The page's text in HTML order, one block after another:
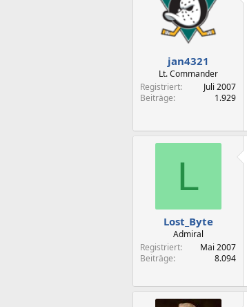
jan4321
Lt. Commander
Registriert
Juli 2007
Beiträge
1.929
L
Lost_Byte
Admiral
Registriert
Mai 2007
Beiträge
8.094